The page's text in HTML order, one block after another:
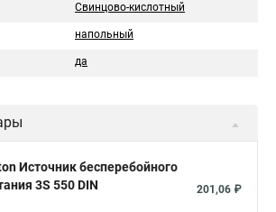
Свинцово-кислотный
напольный
да
Источник бесперебойного
3S 550 DIN
201,06 ₽